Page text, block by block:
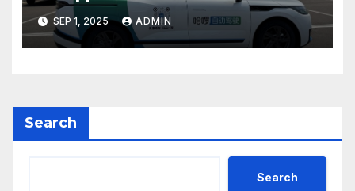
техните треньори имат
нужда от нашата подкрепа
и ние ще им я осигурим
SEP 1, 2025 ADMIN
Search
Search